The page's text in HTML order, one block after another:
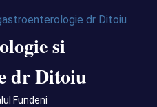
si
dr Ditoiu
Fundeni